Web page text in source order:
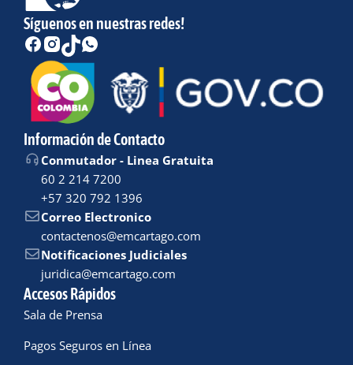
Síguenos en nuestras redes!
Información de Contacto
Conmutador - Linea Gratuita
60 2 214 7200
+57 320 792 1396
Correo Electronico
contactenos@emcartago.com
Notificaciones Judiciales
juridica@emcartago.com
Accesos Rápidos
Sala de Prensa
Pagos Seguros en Línea